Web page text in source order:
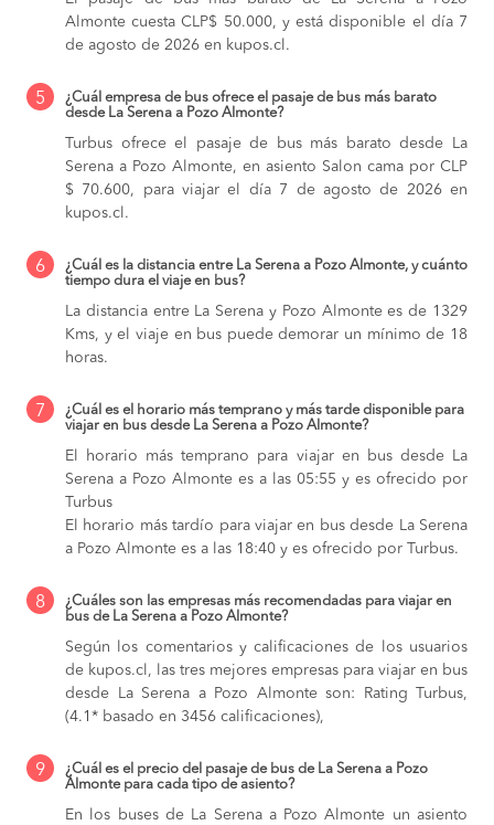
Almonte cuesta CLP$ 50.000, y está disponible el día 7
de agosto de 2026 en kupos.cl.
5
¿Cuál empresa de bus ofrece el pasaje de bus más barato
desde La Serena a Pozo Almonte?
Turbus ofrece el pasaje de bus más barato desde La
Serena a Pozo Almonte, en asiento Salon cama por CLP
$ 70.600, para viajar el día 7 de agosto de 2026 en
kupos.cl.
6
¿Cuál es la distancia entre La Serena a Pozo Almonte, y cuánto
tiempo dura el viaje en bus?
La distancia entre La Serena y Pozo Almonte es de 1329
Kms, y el viaje en bus puede demorar un mínimo de 18
horas.
7
¿Cuál es el horario más temprano y más tarde disponible para
viajar en bus desde La Serena a Pozo Almonte?
El horario más temprano para viajar en bus desde La
Serena a Pozo Almonte es a las 05:55 y es ofrecido por
Turbus
El horario más tardío para viajar en bus desde La Serena
a Pozo Almonte es a las 18:40 y es ofrecido por Turbus.
8
¿Cuáles son las empresas más recomendadas para viajar en
bus de La Serena a Pozo Almonte?
Según los comentarios y calificaciones de los usuarios
de kupos.cl, las tres mejores empresas para viajar en bus
desde La Serena a Pozo Almonte son: Rating Turbus,
(4.1* basado en 3456 calificaciones),
9
¿Cuál es el precio del pasaje de bus de La Serena a Pozo
Almonte para cada tipo de asiento?
En los buses de La Serena a Pozo Almonte un asiento